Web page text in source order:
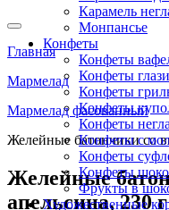
Карамель
Монпансье
Конфеты
Конфеты
Конфеты
Конфеты
Конфеты
Конфеты
Конфеты с
Конфеты
Конфеты
Фрукты в
Художественные
Главная
Мармелад
Мармелад фасованный
Желейные батончики со
Желейные
апельсина, 230 г